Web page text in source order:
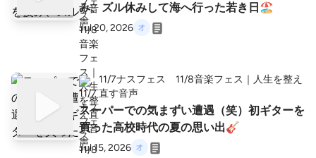
み、ズル休みして海へ行った若き日🏖️
Jul 20, 2026
11/7ナスフェス 11/8音楽フェス｜人生を整え
直す音声
スーパーでの気まずい遭遇（笑）初ギターを
買った高校時代の夏の思い出🎸
Jul 15, 2026